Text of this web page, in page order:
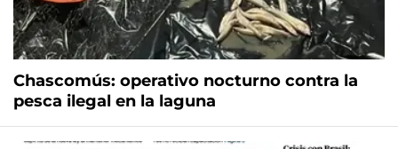
Chascomús: operativo nocturno contra la
pesca ilegal en la laguna